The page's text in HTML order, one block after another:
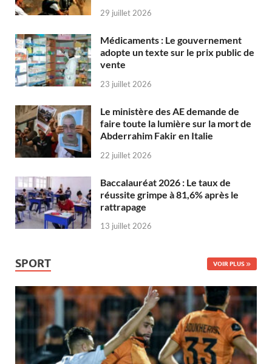
29 juillet 2026
Médicaments : Le gouvernement
adopte un texte sur le prix public de
vente
23 juillet 2026
Le ministère des AE demande de
faire toute la lumière sur la mort de
Abderrahim Fakir en Italie
22 juillet 2026
Baccalauréat 2026 : Le taux de
réussite grimpe à 81,6% après le
rattrapage
13 juillet 2026
SPORT VOIR PLUS